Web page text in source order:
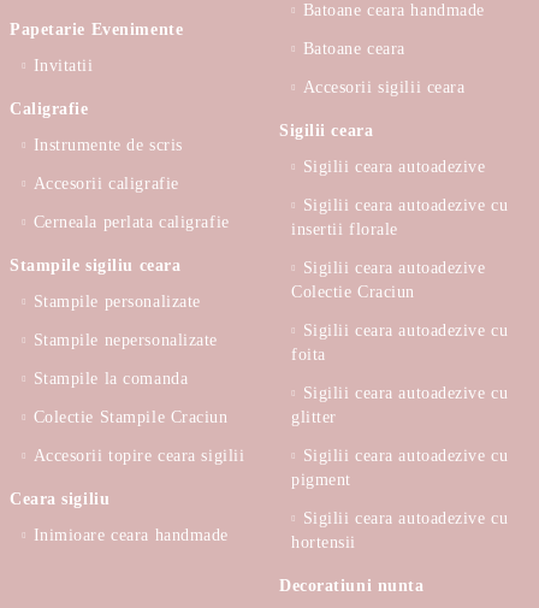
Papetarie Evenimente
Invitatii
Caligrafie
Instrumente de scris
Accesorii caligrafie
Cerneala perlata caligrafie
Stampile sigiliu ceara
Stampile personalizate
Stampile nepersonalizate
Stampile la comanda
Colectie Stampile Craciun
Accesorii topire ceara sigilii
Ceara sigiliu
Inimioare ceara handmade
Batoane ceara handmade
Batoane ceara
Accesorii sigilii ceara
Sigilii ceara
Sigilii ceara autoadezive
Sigilii ceara autoadezive cu
insertii florale
Sigilii ceara autoadezive
Colectie Craciun
Sigilii ceara autoadezive cu
foita
Sigilii ceara autoadezive cu
glitter
Sigilii ceara autoadezive cu
pigment
Sigilii ceara autoadezive cu
hortensii
Decoratiuni nunta